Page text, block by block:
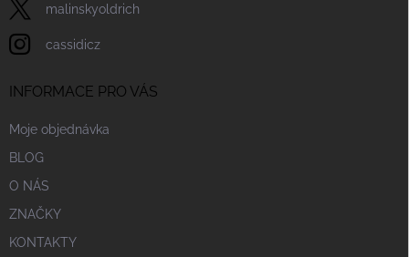
malinskyoldrich
cassidicz
INFORMACE PRO VÁS
Moje objednávka
BLOG
O NÁS
ZNAČKY
KONTAKTY